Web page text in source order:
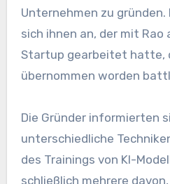
Unternehmen zu gründen.
sich ihnen an, der mit Rao
Startup gearbeitet hatte,
übernommen worden
Die Gründer informierten
unterschiedliche
des Trainings von KI-
schließlich mehrere